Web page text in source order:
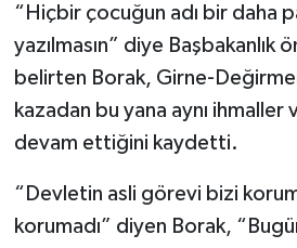
“Hiçbir çocuğun adı bir daha
yazılmasın” diye Başbakanlık
belirten Borak, Girne-
kazadan bu yana aynı ihmaller
devam ettiğini kaydetti.
“Devletin asli görevi bizi
korumadı” diyen Borak,